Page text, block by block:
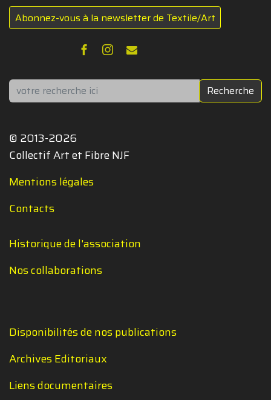
Abonnez-vous à la newsletter de Textile/Art
Rechercher Recherche
© 2013-2026
Collectif Art et Fibre NJF
Mentions légales
Contacts
Historique de l'association
Nos collaborations
Disponibilités de nos publications
Archives Editoriaux
Liens documentaires